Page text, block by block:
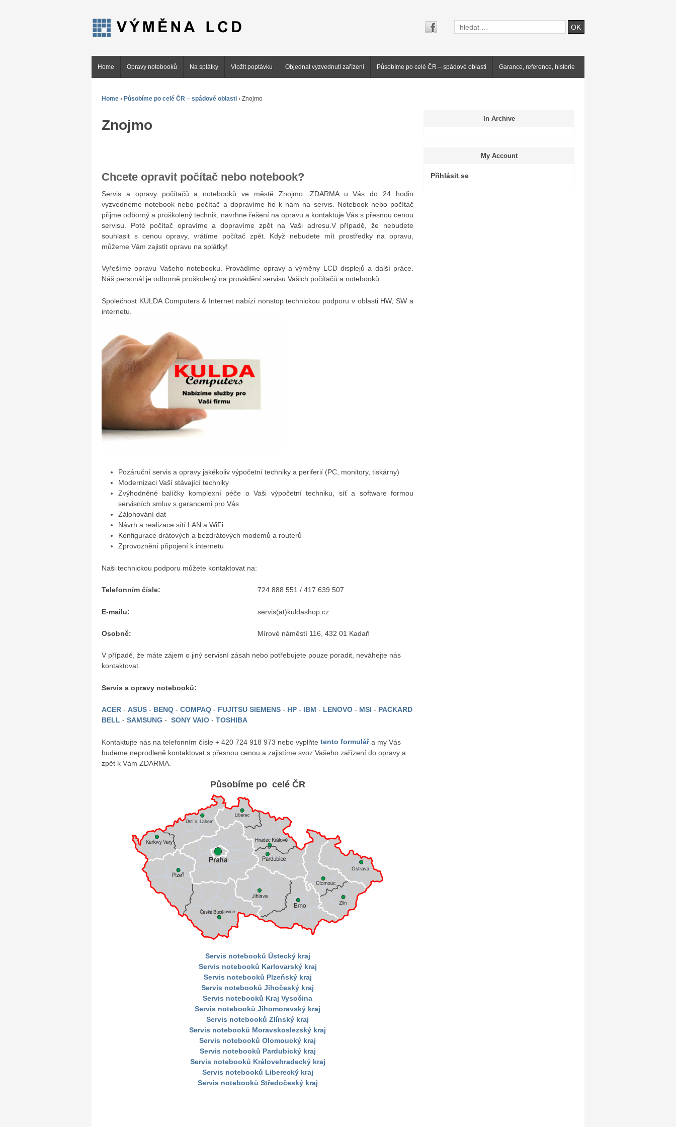
Home Opravy notebooků Na splátky Vložit poptávku Objednat vyzvednutí zařízení Působíme po celé ČR – spádové oblasti Garance, reference, historie
Home › Působíme po celé ČR – spádové oblasti › Znojmo
Znojmo
Chcete opravit počítač nebo notebook?
Servis a opravy počítačů a notebooků ve městě Znojmo. ZDARMA u Vás do 24 hodin
vyzvedneme notebook nebo počítač a dopravíme ho k nám na servis. Notebook nebo počítač
přijme odborný a proškolený technik, navrhne řešení na opravu a kontaktuje Vás s přesnou cenou
servisu. Poté počítač opravíme a dopravíme zpět na Vaši adresu.V případě, že nebudete
souhlasit s cenou opravy, vrátíme počítač zpět. Když nebudete mít prostředky na opravu,
můžeme Vám zajistit opravu na splátky!
Vyřešíme opravu Vašeho notebooku. Provádíme opravy a výměny LCD displejů a další práce.
Náš personál je odborně proškolený na provádění servisu Vašich počítačů a notebooků.
Společnost KULDA Computers & Internet nabízí nonstop technickou podporu v oblasti HW, SW a
internetu.
Pozáruční servis a opravy jakékoliv výpočetní techniky a periferií (PC, monitory, tiskárny)
Modernizaci Vaší stávající techniky
Zvýhodněné balíčky komplexní péče o Vaši výpočetní techniku, síť a software formou
servisních smluv s garancemi pro Vás
Zálohování dat
Návrh a realizace sítí LAN a WiFi
Konfigurace drátových a bezdrátových modemů a routerů
Zprovoznění připojení k internetu
Naši technickou podporu můžete kontaktovat na:
Telefonním čísle:
E-mailu:
Osobně:
724 888 551 / 417 639 507
servis(at)kuldashop.cz
Mírové náměstí 116, 432 01 Kadaň
V případě, že máte zájem o jiný servisní zásah nebo potřebujete pouze poradit, neváhejte nás
kontaktovat.
Servis a opravy notebooků:
ACER - ASUS - BENQ - COMPAQ - FUJITSU SIEMENS - HP - IBM - LENOVO - MSI - PACKARD
BELL - SAMSUNG - SONY VAIO - TOSHIBA
Kontaktujte nás na telefonním čísle + 420 724 918 973 nebo vyplňte tento formulářa my Vás
budeme neprodleně kontaktovat s přesnou cenou a zajistíme svoz Vašeho zařízení do opravy a
zpět k Vám ZDARMA.
Působíme po celé ČR
Servis notebooků Ústecký kraj
Servis notebooků Karlovarský kraj
Servis notebooků Plzeňský kraj
Servis notebooků Jihočeský kraj
Servis notebooků Kraj Vysočina
Servis notebooků Jihomoravský kraj
Servis notebooků Zlínský kraj
Servis notebooků Moravskoslezský kraj
Servis notebooků Olomoucký kraj
Servis notebooků Pardubický kraj
Servis notebooků Královehradecký kraj
Servis notebooků Liberecký kraj
Servis notebooků Středočeský kraj
In Archive
My Account
Přihlásit se